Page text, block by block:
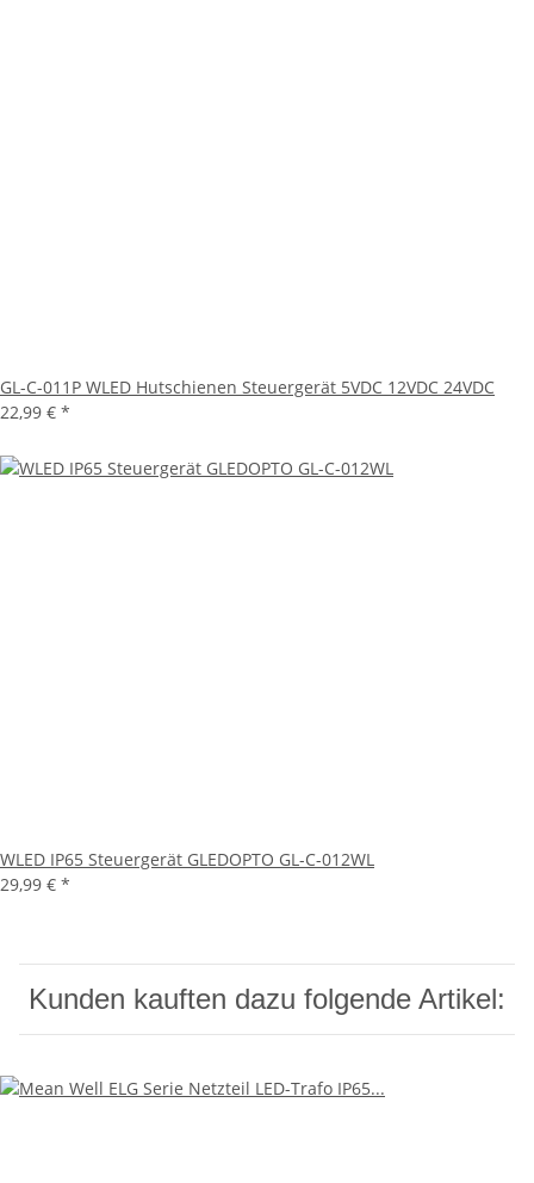
GL-C-011P WLED Hutschienen Steuergerät 5VDC 12VDC 24VDC
22,99 € *
WLED IP65 Steuergerät GLEDOPTO GL-C-012WL
29,99 € *
Kunden kauften dazu folgende Artikel: